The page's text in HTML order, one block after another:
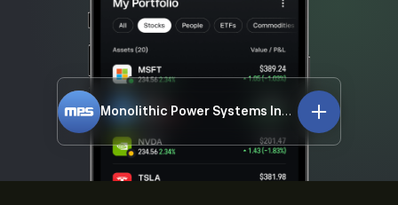
Monolithic Power Systems Inc MPWR